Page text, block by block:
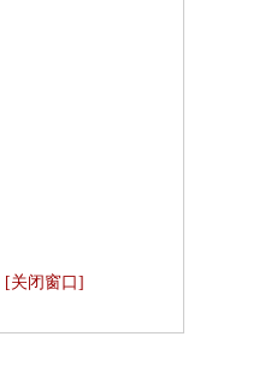
[关闭窗口]